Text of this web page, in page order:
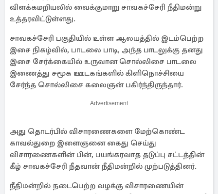
விளக்கமறியலில் வைக்குமாறு சாவகச்சேரி நீதிமன்று
உத்தரவிட்டுள்ளது.
சாவகச்சேரி பகுதியில் உள்ள ஆலயத்தில் இடம்பெற்ற
இசை நிகழ்வில், பாடலை பாடி, அந்த பாடலுக்கு தனது
இசை சேர்க்கையில் உருவான சொல்லிசை பாடலை
இணைத்து சமூக ஊடகங்களில் கிளிநொச்சியை
சேர்ந்த சொல்லிசை கலைஞன் பகிர்ந்திருந்தார்.
Advertisement
அது தொடர்பில் விசாரணைகளை மேற்கொண்ட
காவல்துறை இளைஞனை கைது செய்து
விசாரணைகளின் பின், பயங்கரவாத தடுப்பு சட்டத்தின்
கீழ் சாவகச்சேரி நீதவான் நீதிமன்றில் முற்படுத்தினர்.
நீதிமன்றில் நடைபெற்ற வழக்கு விசாரணையின்